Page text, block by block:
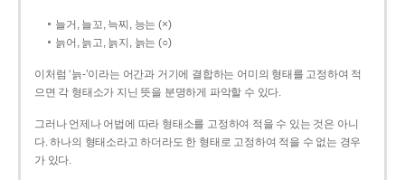
늘거, 늘꼬, 늑찌, 능는 (×)
늙어, 늙고, 늙지, 늙는 (○)
이처럼 ‘늙-­’이라는 어간과 거기에 결합하는 어미의 형태를 고정하여 적
으면 각 형태소가 지닌 뜻을 분명하게 파악할 수 있다.
그러나 언제나 어법에 따라 형태소를 고정하여 적을 수 있는 것은 아니
다. 하나의 형태소라고 하더라도 한 형태로 고정하여 적을 수 없는 경우
가 있다.